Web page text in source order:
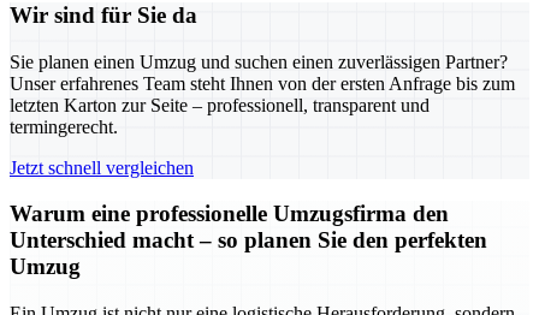
Wir sind für Sie da
Sie planen einen Umzug und suchen einen zuverlässigen Partner?
Unser erfahrenes Team steht Ihnen von der ersten Anfrage bis zum
letzten Karton zur Seite – professionell, transparent und
termingerecht.
Jetzt schnell vergleichen
Warum eine professionelle Umzugsfirma den
Unterschied macht – so planen Sie den perfekten
Umzug